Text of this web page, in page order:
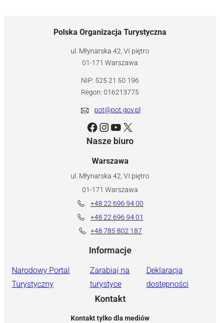
Polska Organizacja Turystyczna
ul. Młynarska 42, VI piętro
01-171 Warszawa
NIP: 525 21 50 196
Regon: 016213775
pot@pot.gov.pl
Facebook Instagram YouTube X
Nasze biuro
Warszawa
ul. Młynarska 42, VI piętro
01-171 Warszawa
+48 22 696 94 00
+48 22 696 94 01
+48 785 802 187
Informacje
Narodowy Portal
Turystyczny
Zarabiaj na
turystyce
Deklaracja
dostępności
Kontakt
Kontakt tylko dla mediów